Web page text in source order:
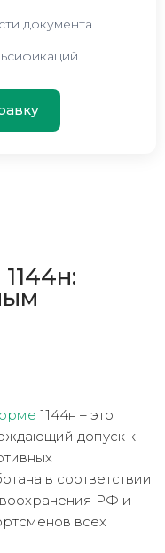
документа
1144н – это
допуск к
в соответствии
РФ и
всех